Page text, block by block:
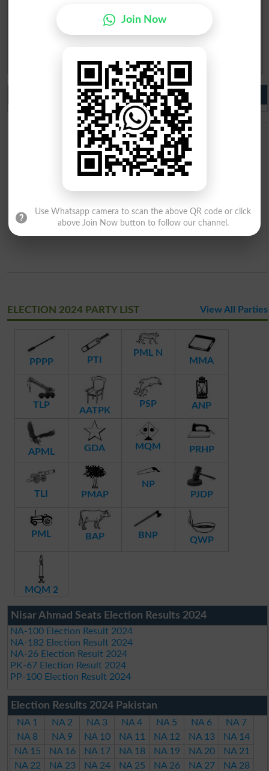
capital of Pakistan?
|lahore
Spam comments will not be approved at all.
Do you like us?
ELECTION 2024 PARTY LIST View All Parties
PPPP PTI
PML N
MMA
TLP
AATPK
PSP ANP
APML GDA MQM PRHP
TLI PMAP
NP
PJDP
PML BAP BNP QWP
MQM 2
Nisar Ahmad Seats Election Results 2024
NA-100 Election Result 2024
NA-182 Election Result 2024
NA-26 Election Result 2024
PK-67 Election Result 2024
PP-100 Election Result 2024
Election Results 2024 Pakistan
NA 1 NA 2 NA 3 NA 4 NA 5 NA 6
NA 7
NA 8
NA 9 NA 10 NA 11 NA 12 NA 13
NA 14
NA 15
NA 16 NA 17 NA 18 NA 19 NA 20
NA 21
NA 22
NA 23 NA 24 NA 25 NA 26 NA 27
NA 28
Join Now
Use Whatsapp camera to scan the above QR code or click
above Join Now button to follow our channel.